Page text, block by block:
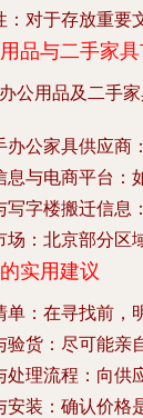
：对于存放重要
品与二手家
公用品及二手
办公家具供应商
息与电商平台 ：
写字楼搬迁信息
场 ：北京部分区
实用建议
单 ：在寻找前，
验货 ：尽可能亲
处理流程 ：向供
安装 ：确认价